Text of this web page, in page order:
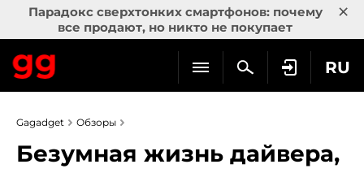
Парадокс сверхтонких смартфонов: почему
все продают, но никто не покупает
×
RU
Gagadget Обзоры
Безумная жизнь дайвера,